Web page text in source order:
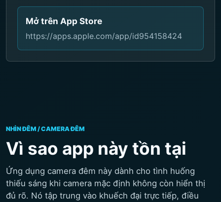
Mở trên App Store
https://apps.apple.com/app/id954158424
NHÌN ĐÊM / CAMERA ĐÊM
Vì sao app này tồn tại
Ứng dụng camera đêm này dành cho tình huống
thiếu sáng khi camera mặc định không còn hiển thị
đủ rõ. Nó tập trung vào khuếch đại trực tiếp, điều